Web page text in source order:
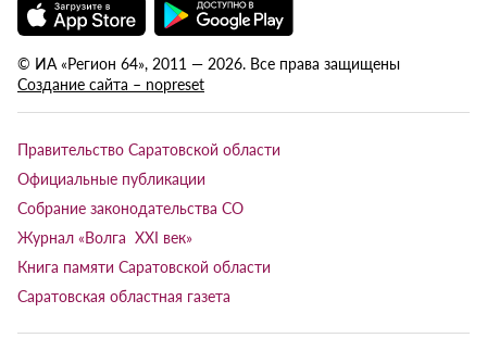
© ИА «Регион 64», 2011 — 2026. Все права защищены
Создание сайта – nopreset
Правительство Саратовской области
Официальные публикации
Собрание законодательства СО
Журнал «Волга XXI век»
Книга памяти Саратовской области
Саратовская областная газета